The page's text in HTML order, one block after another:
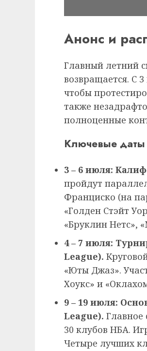
Анонс и
Главный летний
возвращается. С
чтобы
также
полноценные
Ключевые даты
3 – 6 июля:
пройдут
Франциско (на
«Голден Стэйт
«Бруклин Нетс»,
4 – 7 июля:
League).
«Юты Джаз».
Хоукс» и
9 – 19 июля:
League). Главное
30 клубов НБА.
Четыре лучших